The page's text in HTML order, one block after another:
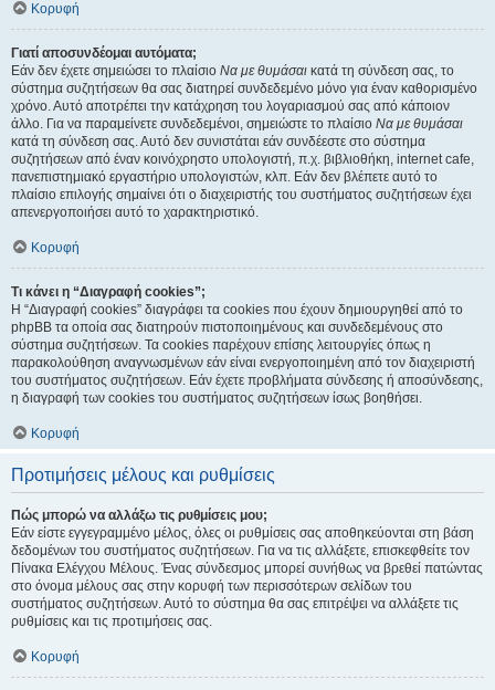
Κορυφή
Γιατί αποσυνδέομαι αυτόματα;
Εάν δεν έχετε σημειώσει το πλαίσιο Να με θυμάσαι κατά τη σύνδεση σας, το
σύστημα συζητήσεων θα σας διατηρεί συνδεδεμένο μόνο για έναν καθορισμένο
χρόνο. Αυτό αποτρέπει την κατάχρηση του λογαριασμού σας από κάποιον
άλλο. Για να παραμείνετε συνδεδεμένοι, σημειώστε το πλαίσιο Να με θυμάσαι
κατά τη σύνδεση σας. Αυτό δεν συνιστάται εάν συνδέεστε στο σύστημα
συζητήσεων από έναν κοινόχρηστο υπολογιστή, π.χ. βιβλιοθήκη, internet cafe,
πανεπιστημιακό εργαστήριο υπολογιστών, κλπ. Εάν δεν βλέπετε αυτό το
πλαίσιο επιλογής σημαίνει ότι ο διαχειριστής του συστήματος συζητήσεων έχει
απενεργοποιήσει αυτό το χαρακτηριστικό.
Κορυφή
Τι κάνει η “Διαγραφή cookies”;
Η “Διαγραφή cookies” διαγράφει τα cookies που έχουν δημιουργηθεί από το
phpBB τα οποία σας διατηρούν πιστοποιημένους και συνδεδεμένους στο
σύστημα συζητήσεων. Τα cookies παρέχουν επίσης λειτουργίες όπως η
παρακολούθηση αναγνωσμένων εάν είναι ενεργοποιημένη από τον διαχειριστή
του συστήματος συζητήσεων. Εάν έχετε προβλήματα σύνδεσης ή αποσύνδεσης,
η διαγραφή των cookies του συστήματος συζητήσεων ίσως βοηθήσει.
Κορυφή
Προτιμήσεις μέλους και ρυθμίσεις
Πώς μπορώ να αλλάξω τις ρυθμίσεις μου;
Εάν είστε εγγεγραμμένο μέλος, όλες οι ρυθμίσεις σας αποθηκεύονται στη βάση
δεδομένων του συστήματος συζητήσεων. Για να τις αλλάξετε, επισκεφθείτε τον
Πίνακα Ελέγχου Μέλους. Ένας σύνδεσμος μπορεί συνήθως να βρεθεί πατώντας
στο όνομα μέλους σας στην κορυφή των περισσότερων σελίδων του
συστήματος συζητήσεων. Αυτό το σύστημα θα σας επιτρέψει να αλλάξετε τις
ρυθμίσεις και τις προτιμήσεις σας.
Κορυφή